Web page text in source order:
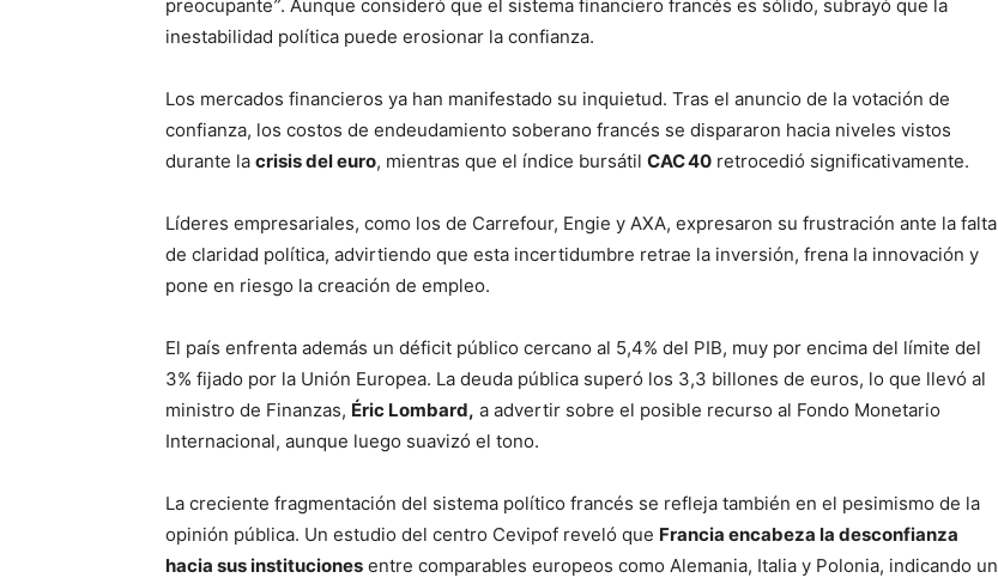
preocupante”. Aunque consideró que el sistema financiero francés es sólido, subrayó que la
inestabilidad política puede erosionar la confianza.
Los mercados financieros ya han manifestado su inquietud. Tras el anuncio de la votación de
confianza, los costos de endeudamiento soberano francés se dispararon hacia niveles vistos
durante la crisis del euro, mientras que el índice bursátil CAC 40 retrocedió significativamente.
Líderes empresariales, como los de Carrefour, Engie y AXA, expresaron su frustración ante la falta
de claridad política, advirtiendo que esta incertidumbre retrae la inversión, frena la innovación y
pone en riesgo la creación de empleo.
El país enfrenta además un déficit público cercano al 5,4% del PIB, muy por encima del límite del
3% fijado por la Unión Europea. La deuda pública superó los 3,3 billones de euros, lo que llevó al
ministro de Finanzas, Éric Lombard, a advertir sobre el posible recurso al Fondo Monetario
Internacional, aunque luego suavizó el tono.
La creciente fragmentación del sistema político francés se refleja también en el pesimismo de la
opinión pública. Un estudio del centro Cevipof reveló que Francia encabeza la desconfianza
hacia sus instituciones entre comparables europeos como Alemania, Italia y Polonia, indicando un